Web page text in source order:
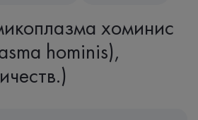
хоминис
hominis),